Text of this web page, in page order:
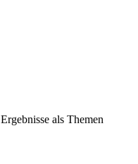
Ergebnisse als Themen